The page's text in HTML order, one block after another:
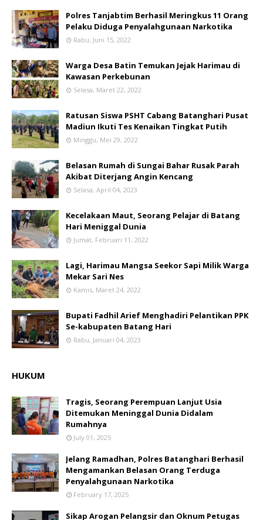
Polres Tanjabtim Berhasil Meringkus 11 Orang
Pelaku Diduga Penyalahgunaan Narkotika
Rabu, Juni 15, 2022
Warga Desa Batin Temukan Jejak Harimau di
Kawasan Perkebunan
Selasa, Maret 22, 2022
Ratusan Siswa PSHT Cabang Batanghari Pusat
Madiun Ikuti Tes Kenaikan Tingkat Putih
Minggu, Mei 29, 2022
Belasan Rumah di Sungai Bahar Rusak Parah
Akibat Diterjang Angin Kencang
Selasa, April 04, 2023
Kecelakaan Maut, Seorang Pelajar di Batang
Hari Meniggal Dunia
Jumat, Februari 11, 2022
Lagi, Harimau Mangsa Seekor Sapi Milik Warga
Mekar Sari Nes
Kamis, Maret 24, 2022
Bupati Fadhil Arief Menghadiri Pelantikan PPK
Se-kabupaten Batang Hari
Rabu, Januari 04, 2023
HUKUM
Tragis, Seorang Perempuan Lanjut Usia
Ditemukan Meninggal Dunia Didalam
Rumahnya
July 01, 2025
Jelang Ramadhan, Polres Batanghari Berhasil
Mengamankan Belasan Orang Terduga
Penyalahgunaan Narkotika
February 17, 2025
Sikap Arogan Pelangsir dan Oknum Petugas